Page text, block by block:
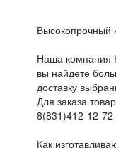
Высокопрочный
Наша компания
вы найдете
доставку
Для заказа
8(831)412-12-72
Как